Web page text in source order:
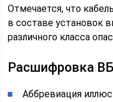
Отмечается, что
в составе установок
различного класса
Расшифровка
Аббревиация